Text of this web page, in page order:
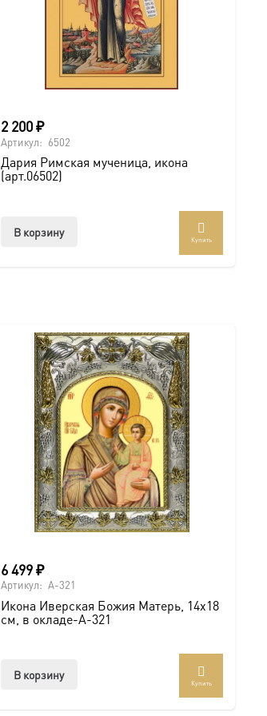
2 200₽
Артикул: 6502
Дария Римская мученица, икона
(арт.06502)
В корзину
Купить
6 499₽
Артикул: A-321
Икона Иверская Божия Матерь, 14х18
см, в окладе-A-321
В корзину
Купить